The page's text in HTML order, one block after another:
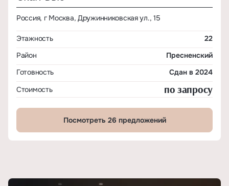
Россия, г Москва, Дружинниковская ул., 15
Этажность
22
Район
Пресненский
Готовность
Сдан в 2024
Стоимость
по запросу
Посмотреть 26 предложений